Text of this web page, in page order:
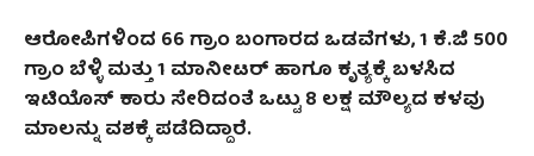
ಆರೋಪಿಗಳಿಂದ 66 ಗ್ರಾಂ ಬಂಗಾರದ ಒಡವೆಗಳು, 1 ಕೆ.ಜಿ 500
ಗ್ರಾಂ ಬೆಳ್ಳಿ ಮತ್ತು 1 ಮಾನೀಟರ್ ಹಾಗೂ ಕೃತ್ಯಕ್ಕೆ ಬಳಸಿದ
ಇಟಿಯೊಸ್ ಕಾರು ಸೇರಿದಂತೆ ಒಟ್ಟು 8 ಲಕ್ಷ ಮೌಲ್ಯದ ಕಳವು
ಮಾಲನ್ನು ವಶಕ್ಕೆ ಪಡೆದಿದ್ದಾರೆ.